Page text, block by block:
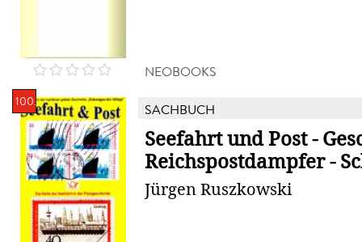
NEOBOOKS
100. SACHBUCH
Seefahrt und Post -
Reichspostdampfer -
Jürgen Ruszkowski